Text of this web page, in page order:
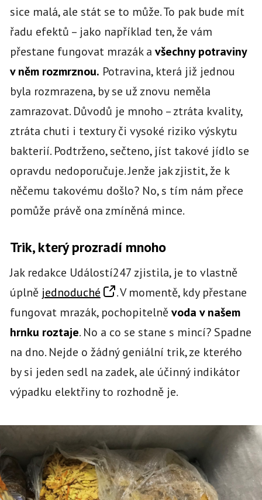
sice malá, ale stát se to může. To pak bude mít
řadu efektů – jako například ten, že vám
přestane fungovat mrazák a všechny potraviny
v něm rozmrznou. Potravina, která již jednou
byla rozmrazena, by se už znovu neměla
zamrazovat. Důvodů je mnoho – ztráta kvality,
ztráta chuti i textury či vysoké riziko výskytu
bakterií. Podtrženo, sečteno, jíst takové jídlo se
opravdu nedoporučuje. Jenže jak zjistit, že k
něčemu takovému došlo? No, s tím nám přece
pomůže právě ona zmíněná mince.
Trik, který prozradí mnoho
Jak redakce Událostí247 zjistila, je to vlastně
úplně jednoduché
. V momentě, kdy přestane
fungovat mrazák, pochopitelněvoda v našem
hrnku roztaje. No a co se stane s mincí? Spadne
na dno. Nejde o žádný geniální trik, ze kterého
by si jeden sedl na zadek, ale účinný indikátor
výpadku elektřiny to rozhodně je.